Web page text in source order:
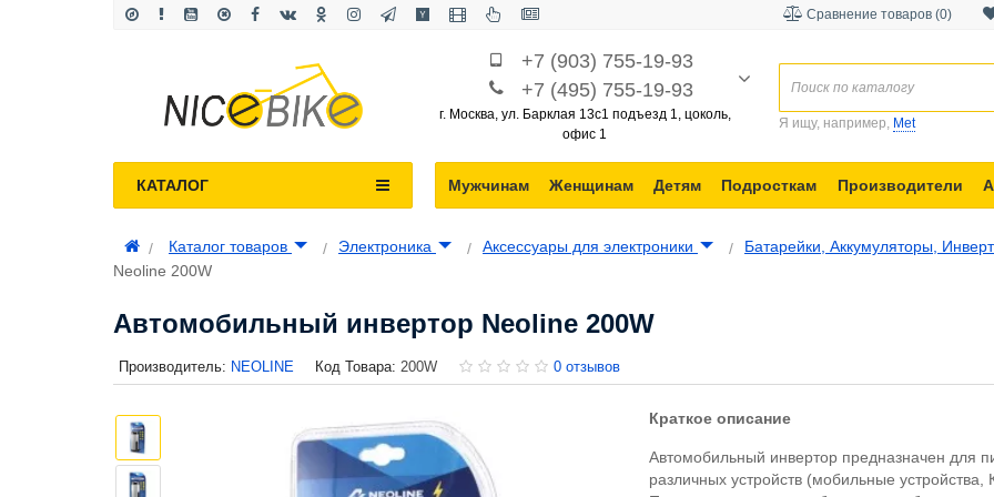
Сравнение товаров (0)
+7 (903) 755-19-93
+7 (495) 755-19-93
г. Москва, ул. Барклая 13с1 подъезд 1, цоколь,
офис 1
Я ищу, например, Met
Мужчинам Женщинам Детям Подросткам Производители
КАТАЛОГ
Каталог товаров Электроника Аксессуары для электроники
Батарейки, Аккумуляторы,
Neoline 200W
Автомобильный инвертор Neoline 200W
Производитель: NEOLINE Код Товара: 200W 0 отзывов
Краткое описание
Автомобильный инвертор предназначен для
различных устройств (мобильные устройства,